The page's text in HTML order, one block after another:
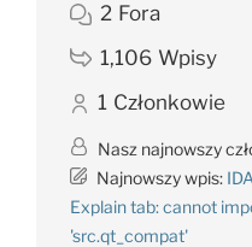
2 Fora
1,106 Wpisy
1 Członkowie
Nasz najnowszy
Najnowszy wpis:
Explain tab: cannot
'src.qt_compat'